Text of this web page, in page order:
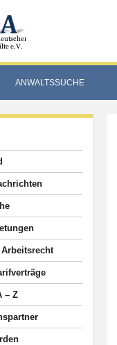
ANWALTSSUCHE
Arbeitsrecht
– Z